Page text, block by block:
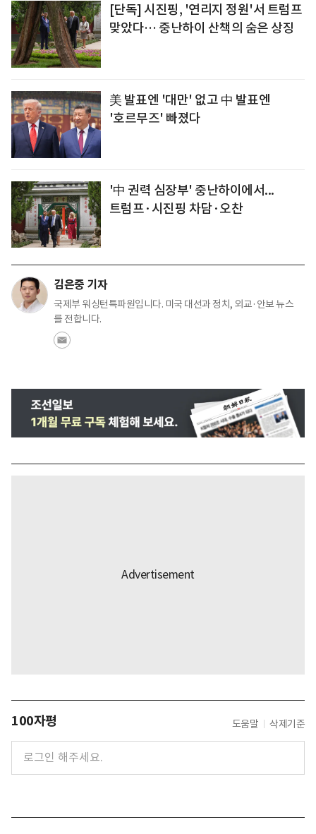
[단독] 시진핑, '연리지 정원'서 트럼프
맞았다… 중난하이 산책의 숨은 상징
美 발표엔 '대만' 없고 中 발표엔
'호르무즈' 빠졌다
'中 권력 심장부' 중난하이에서...
트럼프·시진핑 차담·오찬
김은중 기자
국제부 워싱턴특파원입니다. 미국 대선과 정치, 외교·안보 뉴스
를 전합니다.
100자평 도움말 삭제기준